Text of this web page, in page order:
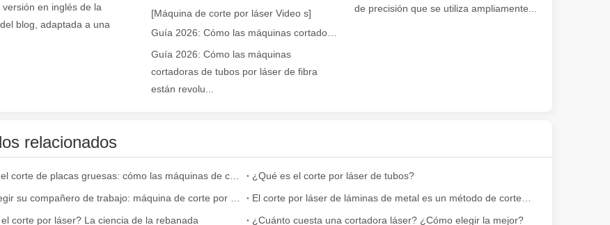
en inglés de la
blog, adaptada a una
[Máquina de corte por láser Video s]
Guía 2026: Cómo las máquinas cortadoras de tubos por láser de fibra están revolucionando la fabricación de tuberías
Guía 2026: Cómo las máquinas
cortadoras de tubos por láser de fibra
están revolu...
de precisión que se utiliza ampliamente...
relacionados
¿Qué es el corte por láser de tubos?
corte por láser? La ciencia de la rebanada
¿Cuánto cuesta una cortadora láser? ¿Cómo elegir la mejor?